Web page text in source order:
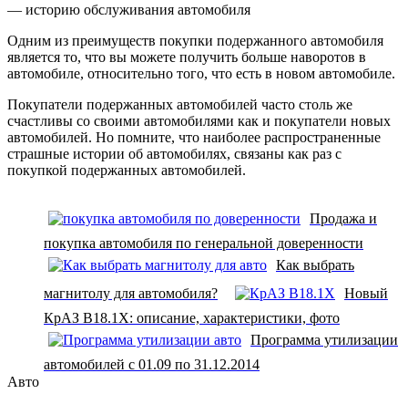
— историю обслуживания автомобиля
Одним из преимуществ покупки подержанного автомобиля
является то, что вы можете получить больше наворотов в
автомобиле, относительно того, что есть в новом автомобиле.
Покупатели подержанных автомобилей часто столь же
счастливы со своими автомобилями как и покупатели новых
автомобилей. Но помните, что наиболее распространенные
страшные истории об автомобилях, связаны как раз с
покупкой подержанных автомобилей.
Продажа и
покупка автомобиля по генеральной доверенности
Как выбрать
магнитолу для автомобиля?
Новый
КрАЗ В18.1Х: описание, характеристики, фото
Программа утилизации
автомобилей с 01.09 по 31.12.2014
Авто